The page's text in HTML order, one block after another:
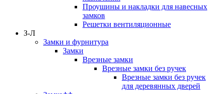
Проушины и накладки для навесных
замков
Решетки вентиляционные
З-Л
Замки и фурнитура
Замки
Врезные замки
Врезные замки без ручек
Врезные замки без ручек
для деревянных дверей